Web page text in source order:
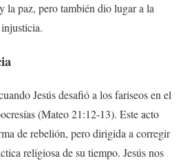
la paz, pero también dio lugar a la
Jesús desafió a los fariseos en el
(Mateo 21:12-13). Este acto
de rebelión, pero dirigida a corregir
religiosa de su tiempo. Jesús nos